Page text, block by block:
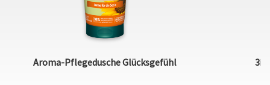
Aroma-Pflegedusche Glücksgefühl